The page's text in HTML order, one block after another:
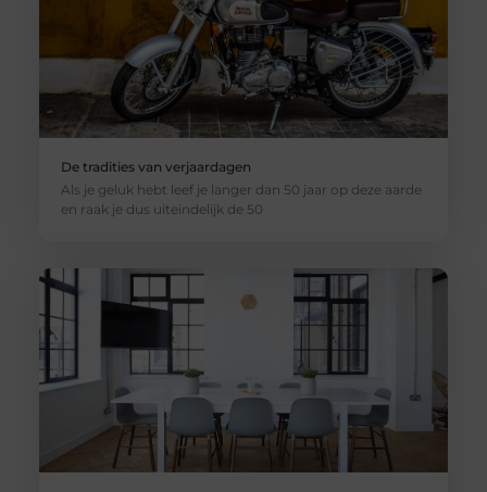
De tradities van verjaardagen
Als je geluk hebt leef je langer dan 50 jaar op deze aarde
en raak je dus uiteindelijk de 50